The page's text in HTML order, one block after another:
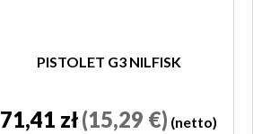
PISTOLET G3 NILFISK
71,41 zł(15,29 €) (netto)